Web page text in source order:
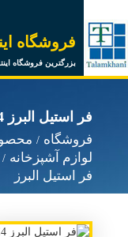
فروشگاه
بزرگترین فروشگاه
فر استیل البرز FE4
فروشگاه
لوازم آشپزخانه
فر استیل البرز